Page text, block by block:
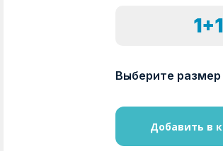
Выберите размер
Добавить в